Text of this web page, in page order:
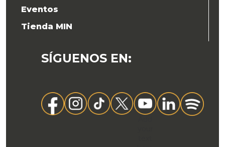
Eventos
Tienda MIN
SÍGUENOS EN: